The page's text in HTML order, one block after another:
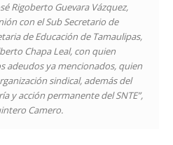
Rigoberto Guevara Vázquez,
con el Sub Secretario de
de Educación de Tamaulipas,
Chapa Leal, con quien
adeudos ya mencionados, quien
sindical, además del
y acción permanente del SNTE”,
Camero.